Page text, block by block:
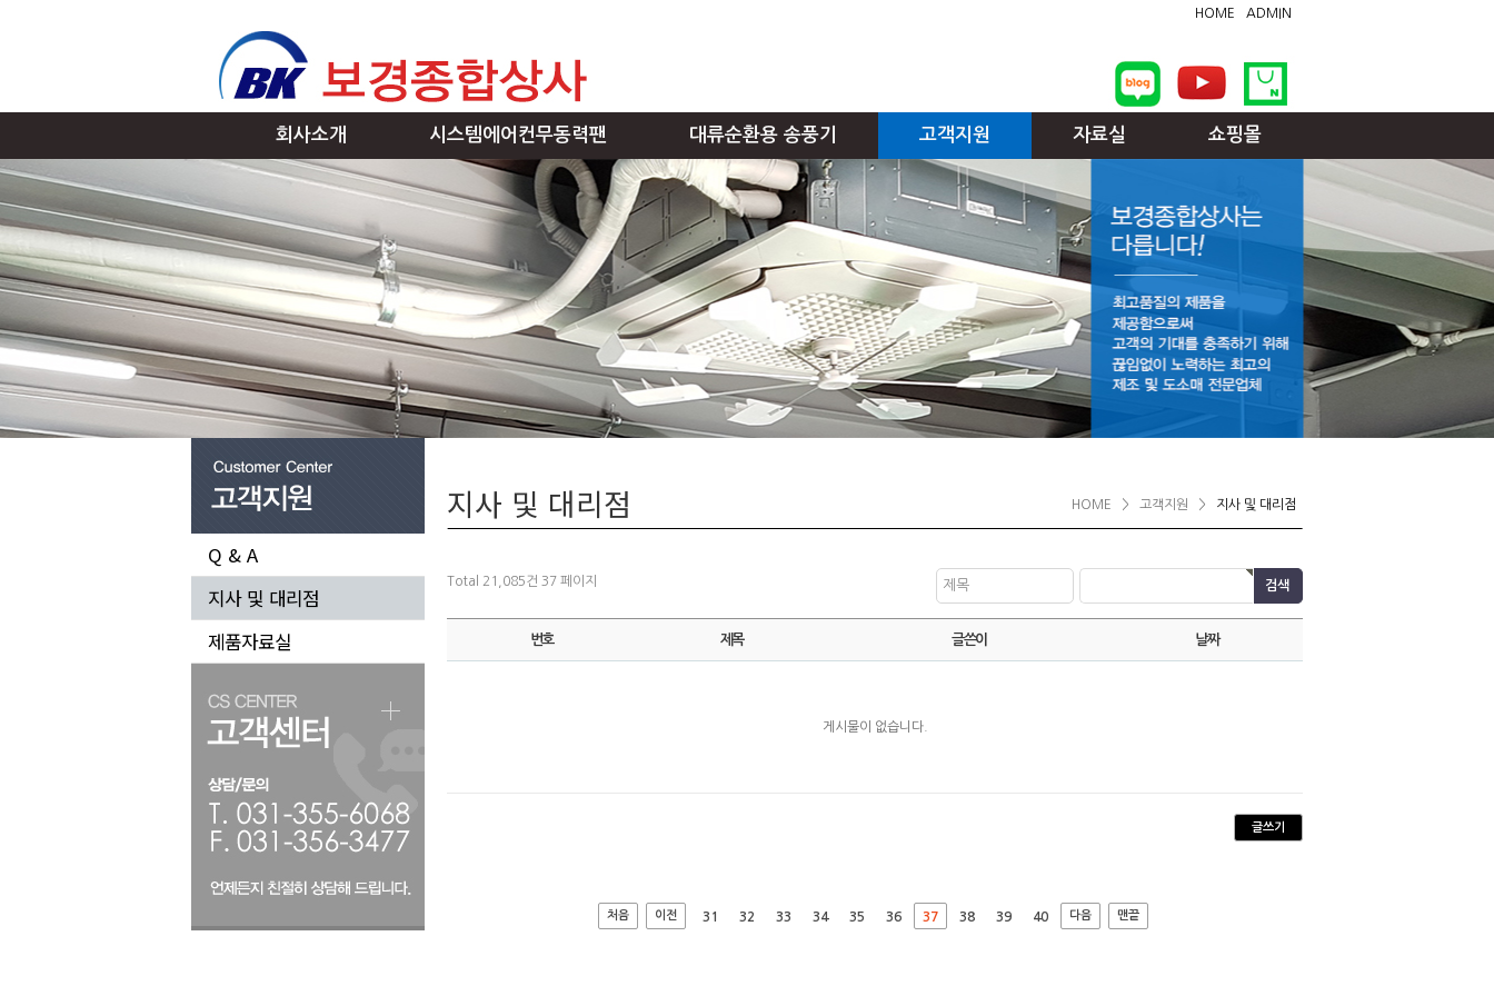
HOME ADMIN
회사소개 시스템에어컨무동력팬 대류순환용 송풍기 고객지원 자료실 쇼핑몰
Q & A
지사 및 대리점
제품자료실
지사 및 대리점 HOME > 고객지원 > 지사 및 대리점
Total 21,085건 37 페이지 제목
번호 제목 글쓴이 날짜
게시물이 없습니다.
글쓰기
처음 이전 31 32 33 34 35 36 37 38 39 40 다음 맨끝